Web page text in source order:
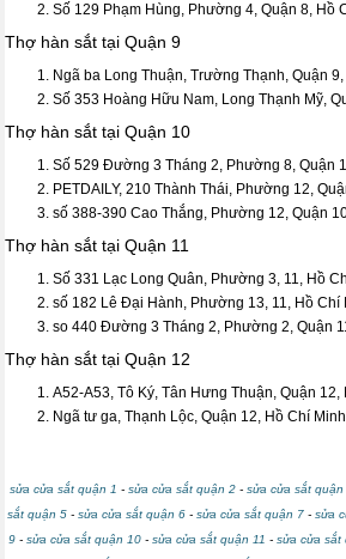
Số 129 Phạm Hùng, Phường 4, Quận 8, Hồ
Thợ hàn sắt tại Quận 9
Ngã ba Long Thuận, Trường Thạnh, Quận
Số 353 Hoàng Hữu Nam, Long Thạnh Mỹ,
Thợ hàn sắt tại Quận 10
Số 529 Đường 3 Tháng 2, Phường 8, Quận
PETDAILY, 210 Thành Thái, Phường 12,
số 388-390 Cao Thắng, Phường 12, Quận
Thợ hàn sắt tại Quận 11
Số 331 Lạc Long Quân, Phường 3, 11, Hồ
số 182 Lê Đại Hành, Phường 13, 11, Hồ Chí
so 440 Đường 3 Tháng 2, Phường 2, Quận
Thợ hàn sắt tại Quận 12
A52-A53, Tô Ký, Tân Hưng Thuận, Quận 12,
Ngã tư ga, Thạnh Lộc, Quận 12, Hồ Chí
sửa cửa sắt quận 1 - sửa cửa sắt quận 2- sửa cửa sắt quận
sắt quận 5- sửa cửa sắt quận 6- sửa cửa sắt quận 7- sửa
9 - sửa cửa sắt quận 10 - sửa cửa sắt quận 11 - sửa cửa sắt